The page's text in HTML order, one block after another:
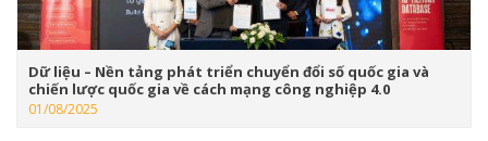
Dữ liệu – Nền tảng phát triển chuyển đổi số quốc gia và
chiến lược quốc gia về cách mạng công nghiệp 4.0
01/08/2025